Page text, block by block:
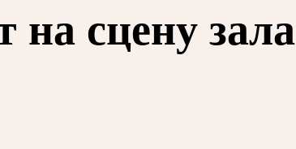
сцену зала